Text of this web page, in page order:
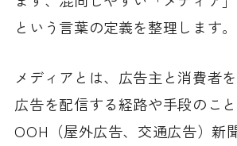
という言葉の定義を整理します。
メディアとは、広告主と消費者
広告を配信する経路や手段のこと
OOH（屋外広告、交通広告）新